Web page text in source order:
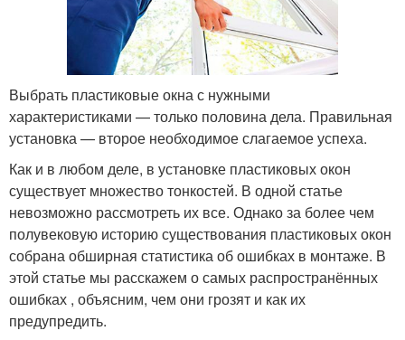
Выбрать пластиковые окна с нужными
характеристиками — только половина дела. Правильная
установка — второе необходимое слагаемое успеха.
Как и в любом деле, в установке пластиковых окон
существует множество тонкостей. В одной статье
невозможно рассмотреть их все. Однако за более чем
полувековую историю существования пластиковых окон
собрана обширная статистика об ошибках в монтаже. В
этой статье мы расскажем о самых распространённых
ошибках , объясним, чем они грозят и как их
предупредить.